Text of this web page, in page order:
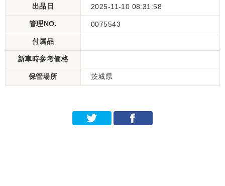
出品日 2025-11-10 08:31:58
管理NO. 0075543
付属品
新車時参考価格
保管場所 茨城県